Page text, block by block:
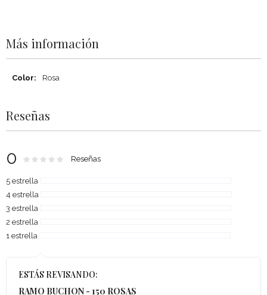
Más información
información
Rosa
Reseñas
0 Rating: % of100
Reseñas
5 estrella
4 estrella
3 estrella
2 estrella
1 estrella
ESTÁS REVISANDO:
RAMO BUCHON - 150 ROSAS